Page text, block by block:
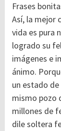
Frases
Así, la mejor
vida es pura
logrado su
imágenes e
ánimo.
un estado
mismo pozo
millones de
dile soltera